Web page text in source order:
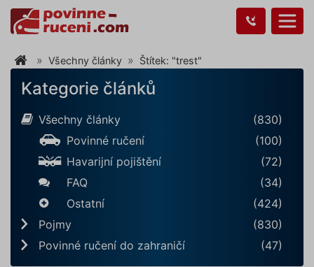
Všechny články Štítek: "trest"
Kategorie článků
Všechny články
(830)
Povinné ručení
(100)
Havarijní pojištění
(72)
FAQ
(34)
Ostatní
(424)
Pojmy
(830)
Povinné ručení do zahraničí
(47)